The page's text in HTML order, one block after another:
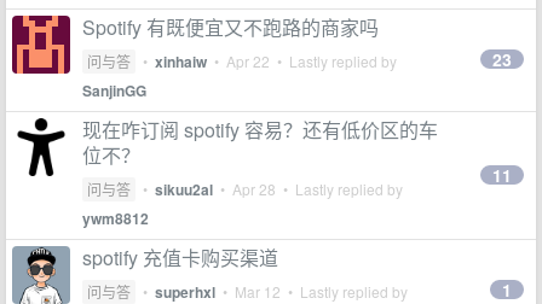
Spotify 有既便宜又不跑路的商家吗
问与答 • xinhaiw • Apr 22 • Lastly replied by
SanjinGG
23
现在咋订阅 spotify 容易？还有低价区的车
位不？
问与答 • sikuu2al • Apr 28 • Lastly replied by
ywm8812
11
spotify 充值卡购买渠道
问与答 • superhxl • Mar 12 • Lastly replied by 1